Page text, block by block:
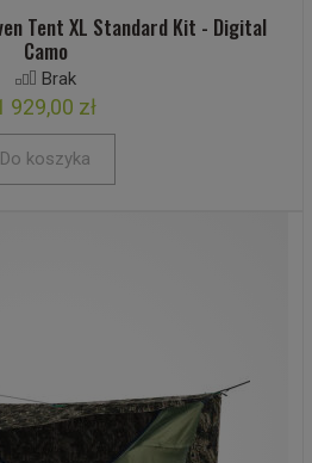
Tent XL Standard Kit - Digital
Camo
Brak
929,00 zł
Do koszyka